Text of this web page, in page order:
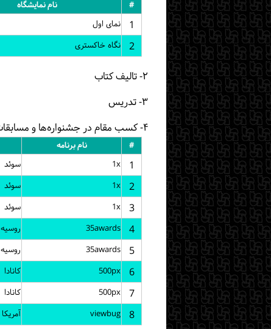
# نام نمایشگاه
1 نمای اول
2 نگاه خاکستری
۲- تالیف کتاب
۳- تدریس
۴- کسب مقام در جشنواره‌ها و مسابقات
# نام برنامه
1
1x سوئد
2
1x سوئد
3
1x سوئد
4
35awards روسیه
5
35awards روسیه
6
500px کانادا
7
500px کانادا
8
viewbug آمریکا